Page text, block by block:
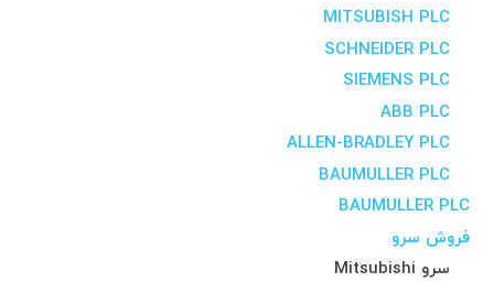
MITSUBISH PLC
SCHNEIDER PLC
SIEMENS PLC
ABB PLC
ALLEN-BRADLEY PLC
BAUMULLER PLC
BAUMULLER PLC
فروش سرو
سرو Mitsubishi